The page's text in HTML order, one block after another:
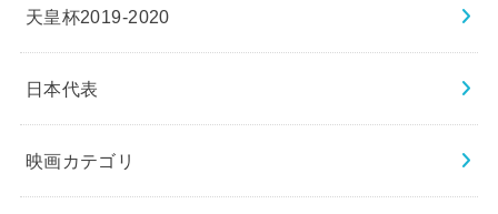
天皇杯2019-2020
日本代表
映画カテゴリ